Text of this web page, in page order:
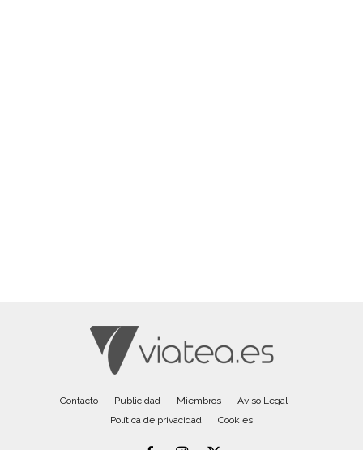
Contacto Publicidad Miembros
Aviso Legal
Política de privacidad
Cookies